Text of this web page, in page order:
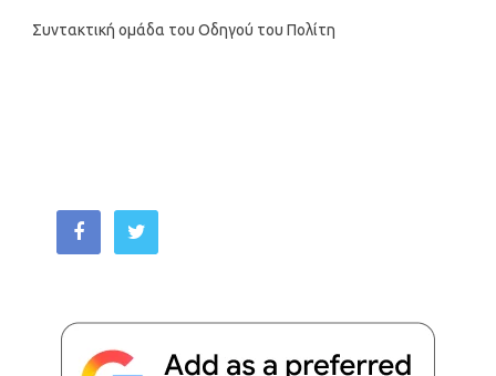
Συντακτική ομάδα του Οδηγού του Πολίτη